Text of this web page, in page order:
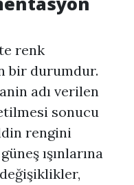
renk
bir durumdur.
adı verilen
sonucu
rengini
ışınlarına